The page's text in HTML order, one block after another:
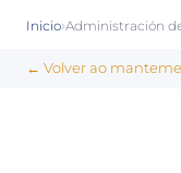
Inicio›Administración
← Volver ao